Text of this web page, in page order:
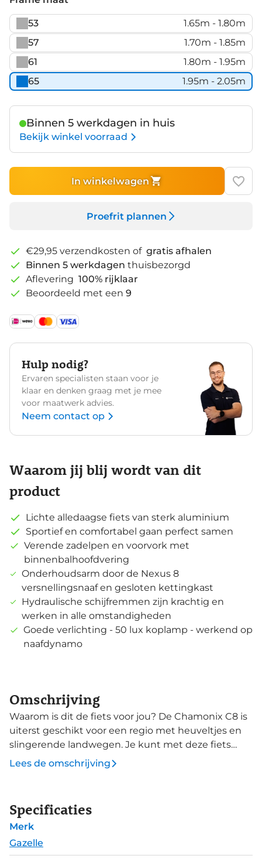
Mat
53
1.65m - 1.80m
57
1.70m - 1.85m
61
1.80m - 1.95m
65
1.95m - 2.05m
Binnen 5 werkdagen in huis
Bekijk winkel voorraad
In winkelwagen
Proefrit plannen
€29,95 verzendkosten of gratis afhalen
Binnen 5 werkdagen thuisbezorgd
Aflevering 100% rijklaar
Beoordeeld met een 9
Hulp nodig?
Ervaren specialisten staan voor je
klaar en denken graag met je mee
voor maatwerk advies.
Neem contact op
Waarom jij blij wordt van dit
product
Lichte alledaagse fiets van sterk aluminium
Sportief en comfortabel gaan perfect samen
Verende zadelpen en voorvork met
binnenbalhoofdvering
Onderhoudsarm door de Nexus 8
versnellingsnaaf en gesloten kettingkast
Hydraulische schijfremmen zijn krachtig en
werken in alle omstandigheden
Goede verlichting - 50 lux koplamp - werkend op
naafdynamo
Omschrijving
Waarom is dit de fiets voor jou? De Chamonix C8 is
uiterst geschikt voor een regio met heuveltjes en
slingerende landwegen. Je kunt met deze fiets
goed uit de voeten op zowel heuvelachtig als
buitenaf of je gebruikt de fiets voor woon-
werkverkeer. De Chamonix C8 is daarnaast uiterst
geschikt voor schoolgaande jeugd. De fiets is
Lees de omschrijving
Specificaties
Merk
Gazelle